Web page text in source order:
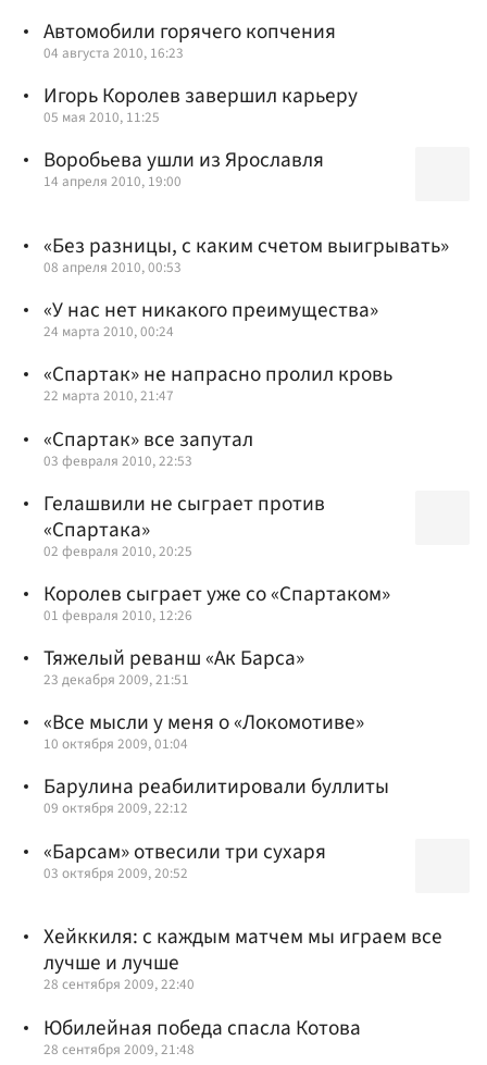
Автомобили горячего копчения
04 августа 2010, 16:23
Игорь Королев завершил карьеру
05 мая 2010, 11:25
Воробьева ушли из Ярославля
14 апреля 2010, 19:00
«Без разницы, с каким счетом выигрывать»
08 апреля 2010, 00:53
«У нас нет никакого преимущества»
24 марта 2010, 00:24
«Спартак» не напрасно пролил кровь
22 марта 2010, 21:47
«Спартак» все запутал
03 февраля 2010, 22:53
Гелашвили не сыграет против
«Спартака»
02 февраля 2010, 20:25
Королев сыграет уже со «Спартаком»
01 февраля 2010, 12:26
Тяжелый реванш «Ак Барса»
23 декабря 2009, 21:51
«Все мысли у меня о «Локомотиве»
10 октября 2009, 01:04
Барулина реабилитировали буллиты
09 октября 2009, 22:12
«Барсам» отвесили три сухаря
03 октября 2009, 20:52
Хейккиля: с каждым матчем мы играем все
лучше и лучше
28 сентября 2009, 22:40
Юбилейная победа спасла Котова
28 сентября 2009, 21:48